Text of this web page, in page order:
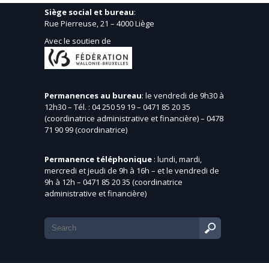
Siège social et bureau:
Rue Pierreuse, 21 – 4000 Liège
Avec le soutien de
Permanences au bureau: le vendredi de 9h30 à
12h30 – Tél. : 04 250 59 19 – 0471 85 20 35
(coordinatrice administrative et financière) – 0478
71 90 99 (coordinatrice)
Permanence téléphonique : lundi, mardi,
mercredi et jeudi de 9h à 16h – et le vendredi de
9h à 12h – 0471 85 20 35 (coordinatrice
administrative et financière)